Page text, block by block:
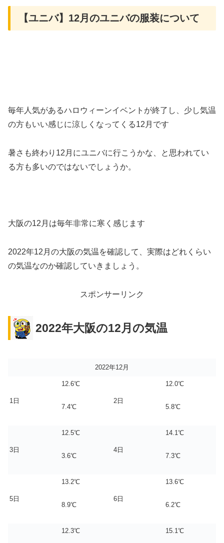
【ユニバ】12月のユニバの服装について
毎年人気があるハロウィーンイベントが終了し、少し気温
の方もいい感じに涼しくなってくる12月です
暑さも終わり12月にユニバに行こうかな、と思われてい
る方も多いのではないでしょうか。
大阪の12月は毎年非常に寒く感じます
2022年12月の大阪の気温を確認して、実際はどれくらい
の気温なのか確認していきましょう。
スポンサーリンク
2022年大阪の12月の気温
2022年12月
1日
12.6℃
7.4℃
2日
12.0℃
5.8℃
3日
12.5℃
3.6℃
4日
14.1℃
7.3℃
5日
13.2℃
8.9℃
6日
13.6℃
6.2℃
12.3℃ 15.1℃